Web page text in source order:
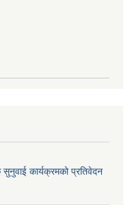
कार्यक्रमको प्रतिवेदन